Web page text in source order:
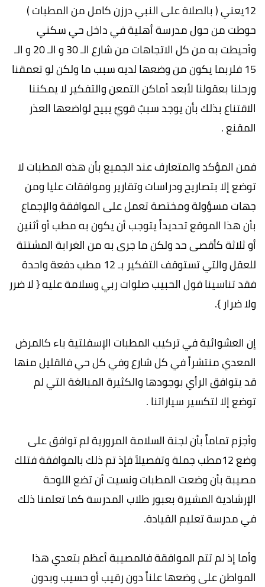
12يعني ( بالصلاة على النبي درزن كامل من المطبات )
حوطت من حول مدرسة أهلية في داخل حي سكني
وأحيطت به من كل الاتجاهات من شارع الـ 30 و الـ 20 و الـ
15 فلربما يكون من وضعها لديه سبب ما ولكن لو تعمقنا
ورحلنا بعقولنا لأبعد أماكن التمعن والتفكير لا يمكننا
الاقتناع بذلك بأن يوجد سببٌ قويٌ يبيح لواضعها العذر
المقنع .
فمن المؤكد والمتعارف عند الجميع بأن هذه المطبات لا
توضع إلا بتصاريح ودراسات وتقارير وموافقات عليا ومن
جهات مسؤولة ومختصة تعمل على الموافقة والإجماع
بأن هذا الموقع تحديداً يتوجب أن يكون به مطب أو أثنين
أو ثلاثة كأقصى حد ولكن ما جرى به من الغرابة المشتتة
للعقل والتي تستوقف التفكير بـ 12 مطب دفعة واحدة
فقد تناسينا قول الحبيب صلوات ربي وسلامة عليه { لا ضرر
ولا ضرار }.
إن العشوائية في تركيب المطبات الإسفلتية باء كالمرض
المعدي منتشراً في كل شارع وفي كل حي فالقليل منها
قد يتوافق الرأي بوجودها والكثيرة المبالغة التي لم
توضع إلا لتكسير سياراتنا .
وأجزم تماماً بأن لجنة السلامة المرورية لم توافق على
وضع 12مطب جملة وتفصيلاً فإذ تم ذلك بالموافقة فتلك
مصيبة بأن وضعت المطبات ونسيت أن تضع اللوحة
الإرشادية المشيرة بعبور طلاب المدرسة كما تعلمنا ذلك
في مدرسة تعليم القيادة.
وأما إذ لم تتم الموافقة فالمصيبة أعظم بتعدي هذا
المواطن على وضعها علناً دون رقيب أو حسيب وبدون